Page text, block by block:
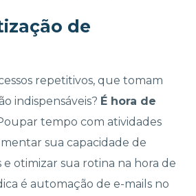
de
repetitivos, que tomam
indispensáveis? É hora de
tempo com atividades
sua capacidade de
otimizar sua rotina na hora de
é automação de e-mails no